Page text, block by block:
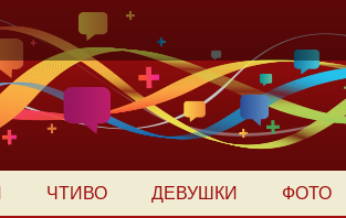
ЧТИВО ДЕВУШКИ ФОТО